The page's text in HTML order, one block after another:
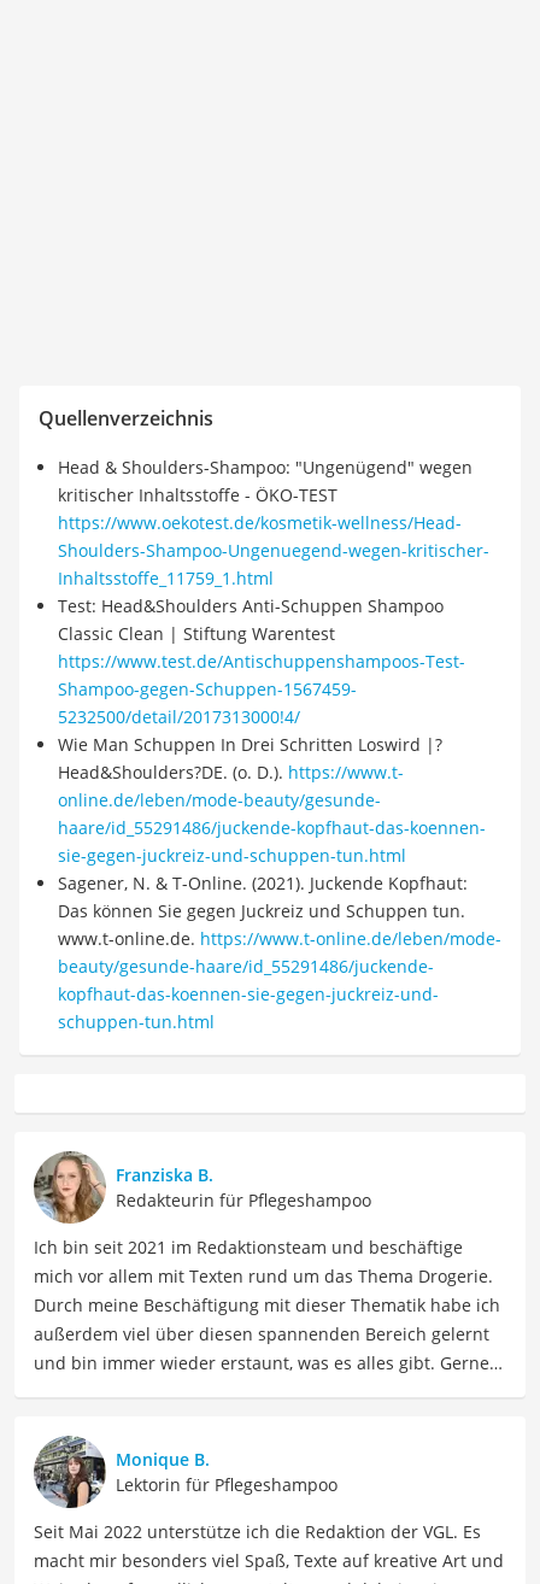
Quellenverzeichnis
Head & Shoulders-Shampoo: "Ungenügend" wegen
kritischer Inhaltsstoffe - ÖKO-TEST
https://www.oekotest.de/kosmetik-wellness/Head-
Shoulders-Shampoo-Ungenuegend-wegen-kritischer-
Inhaltsstoffe_11759_1.html
Test: Head&Shoulders Anti-Schuppen Shampoo
Classic Clean | Stiftung Warentest
https://www.test.de/Antischuppenshampoos-Test-
Shampoo-gegen-Schuppen-1567459-
5232500/detail/2017313000!4/
Wie Man Schuppen In Drei Schritten Loswird |?
Head&Shoulders?DE. (o. D.). https://www.t-
online.de/leben/mode-beauty/gesunde-
haare/id_55291486/juckende-kopfhaut-das-koennen-
sie-gegen-juckreiz-und-schuppen-tun.html
Sagener, N. & T-Online. (2021). Juckende Kopfhaut:
Das können Sie gegen Juckreiz und Schuppen tun.
www.t-online.de. https://www.t-online.de/leben/mode-
beauty/gesunde-haare/id_55291486/juckende-
kopfhaut-das-koennen-sie-gegen-juckreiz-und-
schuppen-tun.html
Franziska B.
Redakteurin für Pflegeshampoo
Ich bin seit 2021 im Redaktionsteam und beschäftige
mich vor allem mit Texten rund um das Thema Drogerie.
Durch meine Beschäftigung mit dieser Thematik habe ich
außerdem viel über diesen spannenden Bereich gelernt
und bin immer wieder erstaunt, was es alles gibt. Gerne
über Beauty- sowie Pflegeprodukte, Gesundheitsartikel,
Haushaltswaren und vieles mehr. Meine Beiträge
umfassen Produktvergleiche, Tipps, Trends und
Empfehlungen, um Lesern dabei zu helfen, die besten
Produkte für ihre Bedürfnisse zu finden sowie sowohl ihre
Monique B.
Lektorin für Pflegeshampoo
Seit Mai 2022 unterstütze ich die Redaktion der VGL. Es
macht mir besonders viel Spaß, Texte auf kreative Art und